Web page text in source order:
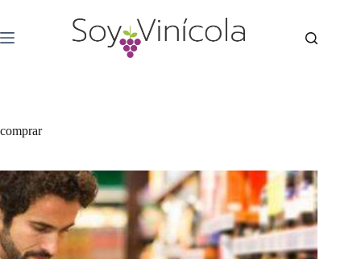
comprar